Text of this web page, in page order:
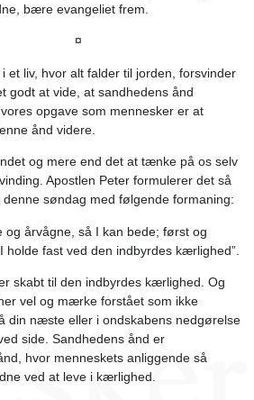
bære evangeliet frem.
¤
et liv, hvor alt falder til jorden, forsvinder
godt at vide, at sandhedens ånd
opgave som mennesker er at
ånd videre.
og mere end det at tænke på os selv
Apostlen Peter formulerer det så
denne søndag med følgende formaning:
og årvågne, så I kan bede; først og
holde fast ved den indbyrdes kærlighed”.
skabt til den indbyrdes kærlighed. Og
vel og mærke forstået som ikke
din næste eller i ondskabens nedgørelse
side. Sandhedens ånd er
hvor menneskets anliggende så
ved at leve i kærlighed.